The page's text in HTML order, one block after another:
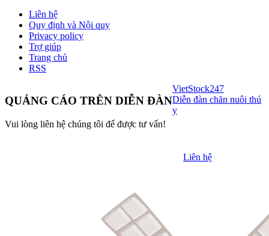
Liên hệ
Quy định và Nội quy
Privacy policy
Trợ giúp
Trang chủ
RSS
QUẢNG CÁO TRÊN DIỄN ĐÀN
Vui lòng liên hệ chúng tôi để được tư vấn!
Liên hệ
VietStock247
Diễn đàn chăn nuôi thú
y